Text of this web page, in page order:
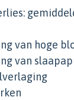
van hoge
van